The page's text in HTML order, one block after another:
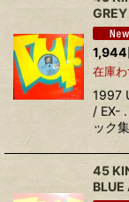
1,944
在庫
1997
/ EX-
ック
45